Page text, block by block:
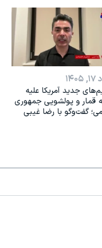
جدید آمریکا علیه
قمار و پولشویی جمهوری
گفت‌وگو با رضا غیبی